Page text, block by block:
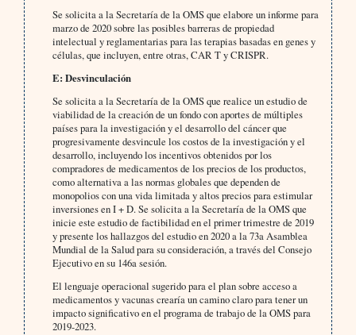
Se solicita a la Secretaría de la OMS que elabore un informe para
marzo de 2020 sobre las posibles barreras de propiedad
intelectual y reglamentarias para las terapias basadas en genes y
células, que incluyen, entre otras, CAR T y CRISPR.
E: Desvinculación
Se solicita a la Secretaría de la OMS que realice un estudio de
viabilidad de la creación de un fondo con aportes de múltiples
países para la investigación y el desarrollo del cáncer que
progresivamente desvincule los costos de la investigación y el
desarrollo, incluyendo los incentivos obtenidos por los
compradores de medicamentos de los precios de los productos,
como alternativa a las normas globales que dependen de
monopolios con una vida limitada y altos precios para estimular
inversiones en I + D. Se solicita a la Secretaría de la OMS que
inicie este estudio de factibilidad en el primer trimestre de 2019
y presente los hallazgos del estudio en 2020 a la 73a Asamblea
Mundial de la Salud para su consideración, a través del Consejo
Ejecutivo en su 146a sesión.
El lenguaje operacional sugerido para el plan sobre acceso a
medicamentos y vacunas crearía un camino claro para tener un
impacto significativo en el programa de trabajo de la OMS para
2019-2023.